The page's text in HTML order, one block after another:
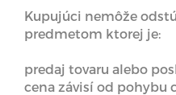
Kupujúci nemôže
predmetom ktorej je:
predaj tovaru alebo
cena závisí od pohybu